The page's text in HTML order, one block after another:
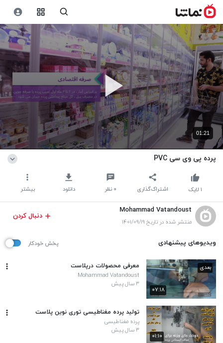
01:21
پرده پی وی سی PVC
اشتراک‌گذاری ۰ نظر دانلود بیشتر ۱ لایک
Mohammad Vatandoust
منتشر شده در تاریخ ۱۴۰۱/۰۹/۱۹
دنبال کردن
ویدیوهای پیشنهادی پخش خودکار
۰۷:۱۸
بعدی معرفی محصولات درپلاست
Mohammad Vatandoust
۳ سال پیش
۰۱:۱۰
تولید پرده مغناطیسی توری نوین پلاست
پرده مغناطیسی
۳ سال پیش